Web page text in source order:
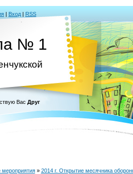
| Вход | RSS
№ 1
Вас Друг
» 2014 г. Открытие месячника